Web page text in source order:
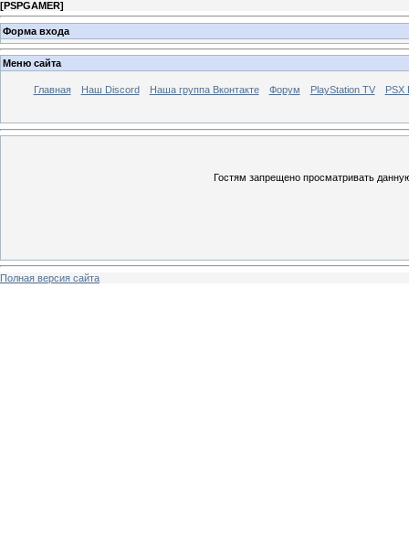
[PSPGAMER]
Форма входа
Меню сайта
Главная Наш Discord Наша группа Вконтакте Форум PlayStation TV PSX
Гостям запрещено просматривать
Полная версия сайта